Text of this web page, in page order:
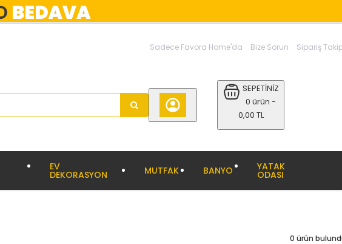
Sadece Favora Home'da Bize Sorun Sipariş
SEPETİNİZ
0 ürün -
0,00 TL
EV
DEKORASYON MUTFAK BANYO YATAK
ODASI
0 ürün